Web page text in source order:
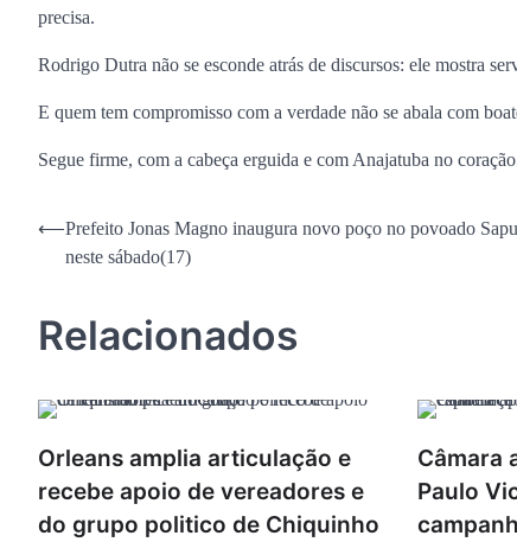
precisa.
Rodrigo Dutra não se esconde atrás de discursos: ele mostra
E quem tem compromisso com a verdade não se abala com
Segue firme, com a cabeça erguida e com Anajatuba no
Navegação
⟵Prefeito Jonas Magno inaugura novo poço no povoado
neste sábado(17)
Relacionados
Orleans amplia articulação e
recebe apoio de vereadores e
do grupo politico de Chiquinho
Câmara
Paulo